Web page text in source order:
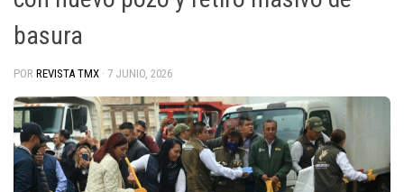
basura
POR REVISTA TMX · 7 JUNIO, 2026